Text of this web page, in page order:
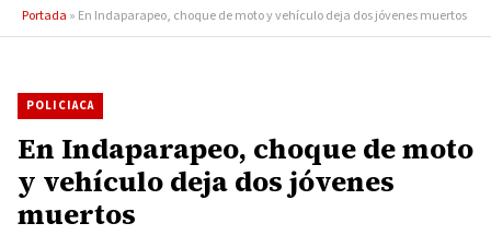
Portada » En Indaparapeo, choque de moto y vehículo deja dos jóvenes muertos
POLICIACA
En Indaparapeo, choque de moto
y vehículo deja dos jóvenes
muertos